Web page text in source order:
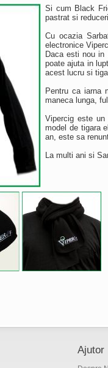
Si cum Black
pastrat si
Cu ocazia
electronice
Daca esti nou
poate ajuta in
acest lucru si
Pentru ca iarna
maneca lunga,
Vipercig este
model de tigara
an, este sa
La multi ani si
Ajutor